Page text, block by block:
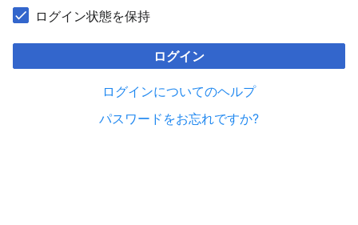
ログイン状態を保持
ログイン
ログインについてのヘルプ
パスワードをお忘れですか?